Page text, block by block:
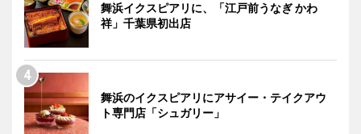
舞浜イクスピアリに、「江戸前うなぎ かわ
祥」千葉県初出店
舞浜のイクスピアリにアサイー・テイクアウ
ト専門店「シュガリー」